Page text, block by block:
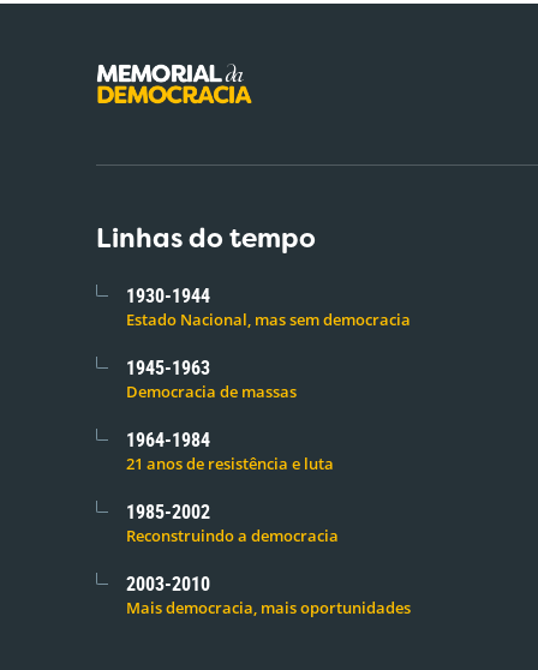
Linhas do tempo
1930-1944
Estado Nacional, mas sem democracia
1945-1963
Democracia de massas
1964-1984
21 anos de resistência e luta
1985-2002
Reconstruindo a democracia
2003-2010
Mais democracia, mais oportunidades